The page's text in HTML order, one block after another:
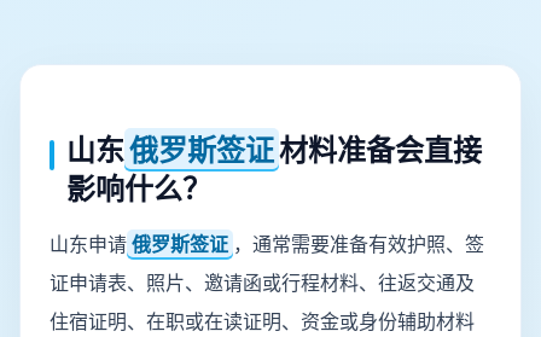
山东俄罗斯签证材料准备会直接
影响什么？
山东申请俄罗斯签证 ，通常需要准备有效护照、签
证申请表、照片、邀请函或行程材料、往返交通及
住宿证明、在职或在读证明、资金或身份辅助材料